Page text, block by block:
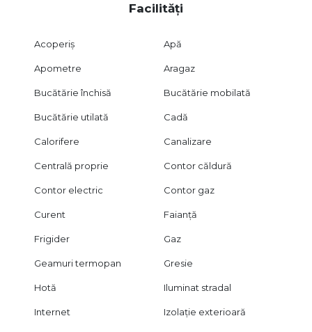
Facilități
Acoperiș Apă
Apometre Aragaz
Bucătărie închisă Bucătărie mobilată
Bucătărie utilată Cadă
Calorifere Canalizare
Centrală proprie Contor căldură
Contor electric Contor gaz
Curent Faianță
Frigider Gaz
Geamuri termopan Gresie
Hotă Iluminat stradal
Internet Izolație exterioară